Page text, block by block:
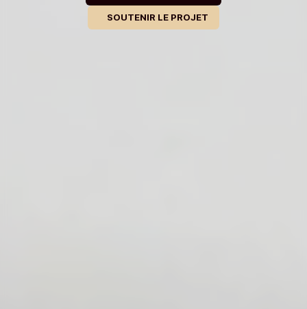
SOUTENIR LE PROJET